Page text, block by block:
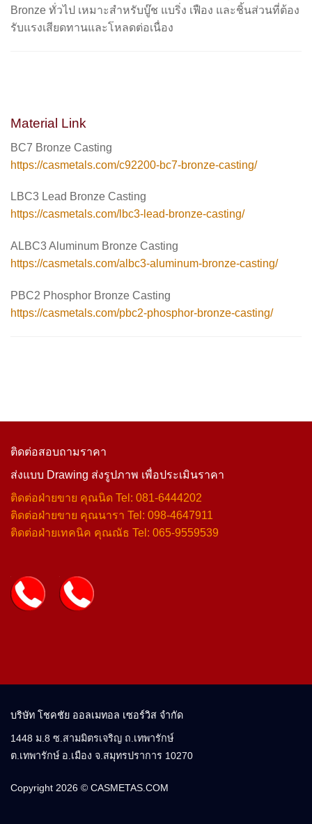
Bronze ทั่วไป เหมาะสำหรับบู๊ช แบริ่ง เฟือง และชิ้นส่วนที่ต้อง
รับแรงเสียดทานและโหลดต่อเนื่อง
Material Link
BC7 Bronze Casting
https://casmetals.com/c92200-bc7-bronze-casting/
LBC3 Lead Bronze Casting
https://casmetals.com/lbc3-lead-bronze-casting/
ALBC3 Aluminum Bronze Casting
https://casmetals.com/albc3-aluminum-bronze-casting/
PBC2 Phosphor Bronze Casting
https://casmetals.com/pbc2-phosphor-bronze-casting/
ติดต่อสอบถามราคา
ส่งแบบ Drawing ส่งรูปภาพ เพื่อประเมินราคา
ติดต่อฝ่ายขาย คุณนิด Tel: 081-6444202
ติดต่อฝ่ายขาย คุณนารา Tel: 098-4647911
ติดต่อฝ่ายเทคนิค คุณณัธ Tel: 065-9559539
บริษัท โชคชัย ออลเมทอล เซอร์วิส จำกัด
1448 ม.8 ซ.สามมิตรเจริญ ถ.เทพารักษ์
ต.เทพารักษ์ อ.เมือง จ.สมุทรปราการ 10270
Copyright 2026 © CASMETAS.COM